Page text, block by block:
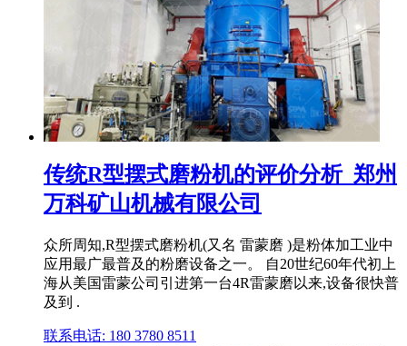
传统R型摆式磨粉机的评价分析_郑州
万科矿山机械有限公司
众所周知,R型摆式磨粉机(又名 雷蒙磨 )是粉体加工业中
应用最广最普及的粉磨设备之一。 自20世纪60年代初上
海从美国雷蒙公司引进第一台4R雷蒙磨以来,设备很快普
及到 .
联系电话: 180 3780 8511